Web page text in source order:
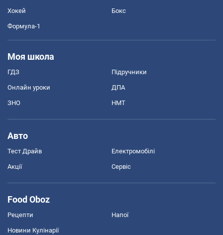
Хокей Бокс
Формула-1
Моя школа
ГДЗ Підручники
Онлайн уроки ДПА
ЗНО НМТ
Авто
Тест Драйв Електромобілі
Акції Сервіс
Food Oboz
Рецепти Напої
Новини Кулінарії